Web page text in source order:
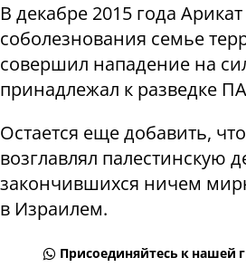
В декабре 2015 года
соболезнования семье
совершил нападение на
принадлежал к разведке
Остается еще добавить,
возглавлял палестинскую
закончившихся ничем
в Израилем.
Присоединяйтесь к нашей